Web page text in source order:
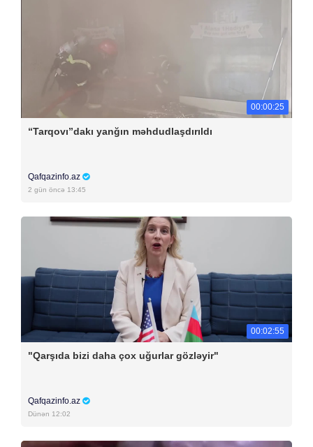
00:00:25
“Tarqovı”dakı yanğın məhdudlaşdırıldı
Qafqazinfo.az
2 gün öncə 13:45
00:02:55
"Qarşıda bizi daha çox uğurlar gözləyir"
Qafqazinfo.az
Dünən 12:02